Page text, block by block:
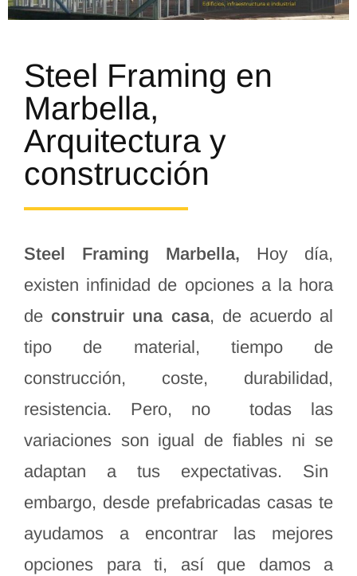
Steel Framing en
Marbella,
Arquitectura y
construcción
Steel Framing Marbella, Hoy día,
existen infinidad de opciones a la hora
de construir una casa, de acuerdo al
tipo de material, tiempo de
construcción, coste, durabilidad,
resistencia. Pero, no todas las
variaciones son igual de fiables ni se
adaptan a tus expectativas. Sin
embargo, desde prefabricadas casas te
ayudamos a encontrar las mejores
opciones para ti, así que damos a